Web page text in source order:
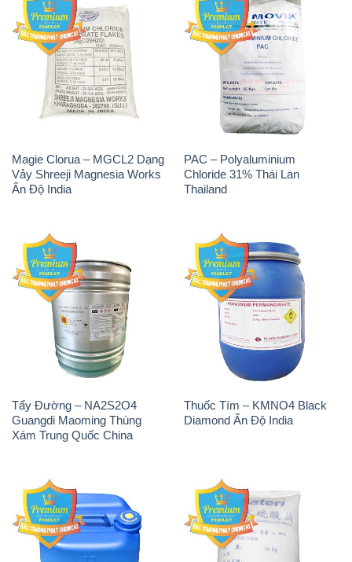
Magie Clorua – MGCL2 Dạng
Vảy Shreeji Magnesia Works
Ấn Độ India
PAC – Polyaluminium
Chloride 31% Thái Lan
Thailand
Tẩy Đường – NA2S2O4
Guangdi Maoming Thùng
Xám Trung Quốc China
Thuốc Tím – KMNO4 Black
Diamond Ấn Độ India